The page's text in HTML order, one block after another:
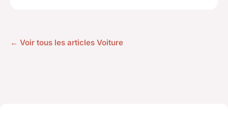
← Voir tous les articles Voiture